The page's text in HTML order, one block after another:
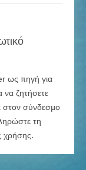
ως πηγή για
να ζητήσετε
στον σύνδεσμο
τη
χρήσης.